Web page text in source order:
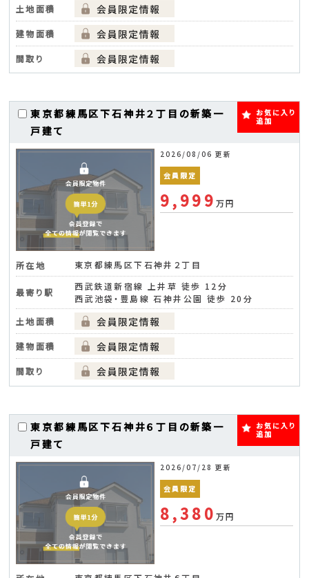
土地面積
建物面積
間取り
東京都練馬区下石神井２丁目の新築一
戸建て
お気に入り
追加
2026/08/06 更新
会員限定
9,999万円
所在地 東京都練馬区下石神井２丁目
最寄り駅
西武鉄道新宿線 上井草 徒歩 12分
西武池袋・豊島線 石神井公園 徒歩 20分
土地面積
建物面積
間取り
東京都練馬区下石神井６丁目の新築一
戸建て
お気に入り
追加
2026/07/28 更新
会員限定
8,380万円